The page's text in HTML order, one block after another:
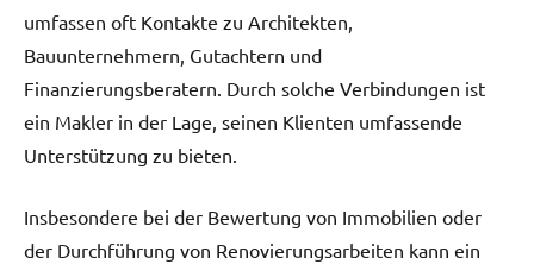
umfassen oft Kontakte zu Architekten,
Bauunternehmern, Gutachtern und
Finanzierungsberatern. Durch solche Verbindungen ist
ein Makler in der Lage, seinen Klienten umfassende
Unterstützung zu bieten.
Insbesondere bei der Bewertung von Immobilien oder
der Durchführung von Renovierungsarbeiten kann ein